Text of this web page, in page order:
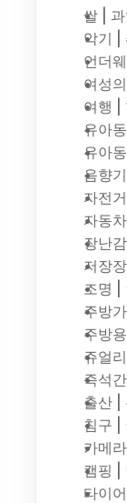
쌀 |
악기 |
언더
여성
여행 |
유아
유아
음향
자전
자동
장난
저장
조명 |
주방
주방
쥬얼
즉석
출산 |
침구 |
카메라
캠핑 |
타이